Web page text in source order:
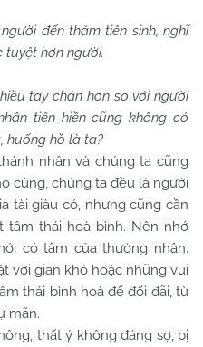
đến thăm tiên sinh, nghĩ
hơn người.
tay chân hơn so với người
tiên hiền cũng không có
huống hồ là ta?
nhân và chúng ta cũng
cùng, chúng ta đều là người
tài giàu có, nhưng cũng cần
tâm thái hoà bình. Nên nhớ
có tâm của thường nhân.
với gian khó hoặc những vui
thái bình hoà để đối đãi, từ
mãn.
thất ý không đáng sợ, bị